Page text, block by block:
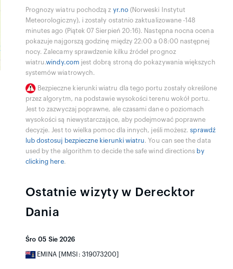
Prognozy wiatru pochodzą z yr.no (Norweski Instytut
Meteorologiczny), i zostały ostatnio zaktualizowane -148
minutes ago (Piątek 07 Sierpień 20:16). Następna nocna ocena
pokazuje najgorszą godzinę między 22:00 a 08:00 następnej
nocy. Zalecamy sprawdzenie kilku źródeł prognoz
wiatru.windy.com jest dobrą stroną do pokazywania większych
systemów wiatrowych.
Bezpieczne kierunki wiatru dla tego portu zostały określone
przez algorytm, na podstawie wysokości terenu wokół portu.
Jest to zazwyczaj poprawne, ale czasami dane o poziomach
wysokości są niewystarczające, aby podejmować poprawne
decyzje. Jest to wielka pomoc dla innych, jeśli możesz.sprawdź
lub dostosuj bezpieczne kierunki wiatru. You can see the data
used by the algorithm to decide the safe wind directions by
clicking here.
Ostatnie wizyty w Derecktor
Dania
Śro 05 Sie 2026
EMINA [MMSI: 319073200]